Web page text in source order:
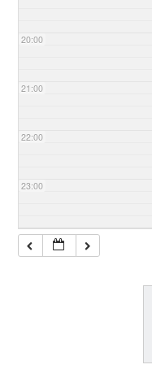
20:00
21:00
22:00
23:00